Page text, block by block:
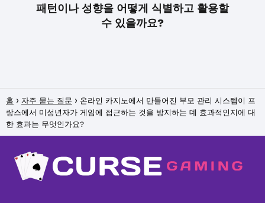
패턴이나 성향을 어떻게 식별하고 활용할
수 있을까요?
홈 자주 묻는 질문
온라인 카지노에서 만들어진 부모 관리 시스템이 프
랑스에서 미성년자가 게임에 접근하는 것을 방지하는 데 효과적인지에 대
한 효과는 무엇인가요?